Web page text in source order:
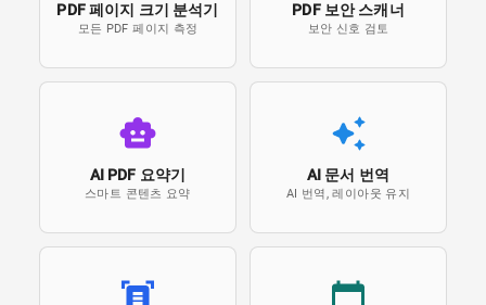
PDF 페이지 크기 분석기
모든 PDF 페이지 측정
PDF 보안 스캐너
보안 신호 검토
AI PDF 요약기
스마트 콘텐츠 요약
AI 문서 번역
AI 번역, 레이아웃 유지